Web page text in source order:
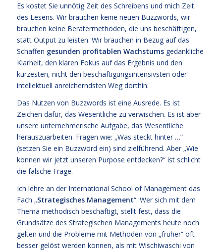
Es kostet Sie unnötig Zeit des Schreibens und mich Zeit
des Lesens. Wir brauchen keine neuen Buzzwords, wir
brauchen keine Beratermethoden, die uns beschäftigen,
statt Output zu leisten. Wir brauchen in Bezug auf das
Schaffen gesunden profitablen Wachstumsgedankliche
Klarheit, den klaren Fokus auf das Ergebnis und den
kürzesten, nicht den beschäftigungsintensivsten oder
intellektuell anreicherndsten Weg dorthin.
Das Nutzen von Buzzwords ist eine Ausrede. Es ist
Zeichen dafür, das Wesentliche zu verwischen. Es ist aber
unsere unternehmerische Aufgabe, das Wesentliche
herauszuarbeiten. Fragen wie: „Was steckt hinter …“
(setzen Sie ein Buzzword ein) sind zielführend. Aber „Wie
können wir jetzt unseren Purpose entdecken?“ ist schlicht
die falsche Frage.
Ich lehre an der International School of Management das
Fach „Strategisches Management“. Wer sich mit dem
Thema methodisch beschäftigt, stellt fest, dass die
Grundsätze des Strategischen Managements heute noch
gelten und die Probleme mit Methoden von „früher“ oft
besser gelöst werden können, als mit Wischiwaschi von